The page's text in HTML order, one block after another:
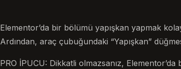
Elementor’da bir bölümü yapışkan yapmak
Ardından, araç çubuğundaki “Yapışkan”
PRO İPUCU: Dikkatli olmazsanız,